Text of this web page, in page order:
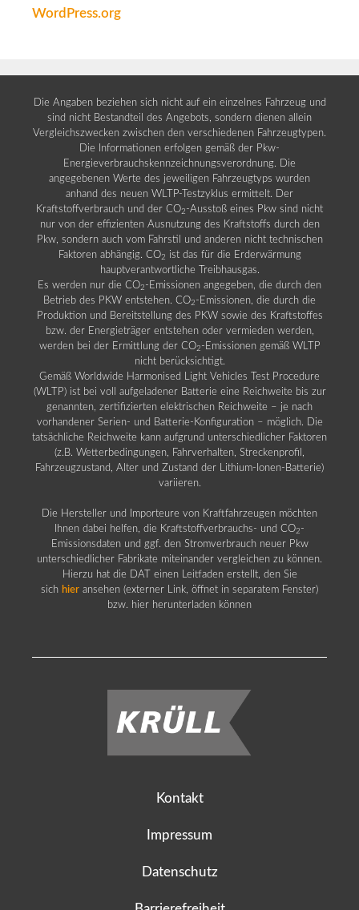
WordPress.org
Die Angaben beziehen sich nicht auf ein einzelnes Fahrzeug und
sind nicht Bestandteil des Angebots, sondern dienen allein
Vergleichszwecken zwischen den verschiedenen Fahrzeugtypen.
Die Informationen erfolgen gemäß der Pkw-
Energieverbrauchskennzeichnungsverordnung. Die
angegebenen Werte des jeweiligen Fahrzeugtyps wurden
anhand des neuen WLTP-Testzyklus ermittelt. Der
Kraftstoffverbrauch und der CO2 -Ausstoß eines Pkw sind nicht
nur von der effizienten Ausnutzung des Kraftstoffs durch den
Pkw, sondern auch vom Fahrstil und anderen nicht technischen
Faktoren abhängig. CO2 ist das für die Erderwärmung
hauptverantwortliche Treibhausgas.
Es werden nur die CO2 -Emissionen angegeben, die durch den
Betrieb des PKW entstehen. CO2 -Emissionen, die durch die
Produktion und Bereitstellung des PKW sowie des Kraftstoffes
bzw. der Energieträger entstehen oder vermieden werden,
werden bei der Ermittlung der CO2 -Emissionen gemäß WLTP
nicht berücksichtigt.
Gemäß Worldwide Harmonised Light Vehicles Test Procedure
(WLTP) ist bei voll aufgeladener Batterie eine Reichweite bis zur
genannten, zertifizierten elektrischen Reichweite – je nach
vorhandener Serien- und Batterie-Konfiguration – möglich. Die
tatsächliche Reichweite kann aufgrund unterschiedlicher Faktoren
(z.B. Wetterbedingungen, Fahrverhalten, Streckenprofil,
Fahrzeugzustand, Alter und Zustand der Lithium-Ionen-Batterie)
variieren.
Die Hersteller und Importeure von Kraftfahrzeugen möchten
Ihnen dabei helfen, die Kraftstoffverbrauchs- und CO2 -
Emissionsdaten und ggf. den Stromverbrauch neuer Pkw
unterschiedlicher Fabrikate miteinander vergleichen zu können.
Hierzu hat die DAT einen Leitfaden erstellt, den Sie
sich hier ansehen (externer Link, öffnet in separatem Fenster)
bzw. hier herunterladen können
Kontakt
Impressum
Datenschutz